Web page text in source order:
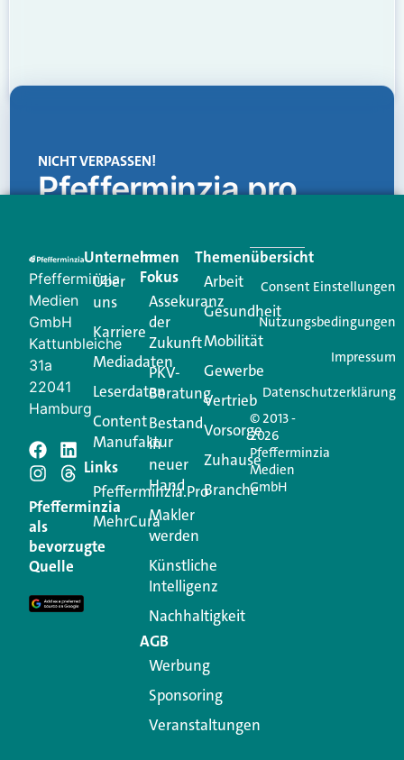
NICHT VERPASSEN!
Pfefferminzia.pro
Creator für Ihre Kundenkommunikation. Alles, was
Ihren Vertriebsalltag leichter macht. Mit nur einem
Login.
Jetzt anmelden
Schreiben Sie einen
Kommentar
Ihre E-Mail-Adresse wird nicht veröffentlicht.
Erforderliche Felder sind mit
Kommentar
Pfefferminzia
Medien
GmbH
Kattunbleiche
31a
22041
Hamburg
Pfefferminzia
als
bevorzugte
Quelle
Unternehmen
Über
uns
Karriere
Mediadaten
Leserdaten
Content
Manufaktur
Links
Pfefferminzia.Pro
MehrCura
Im
Fokus
Assekuranz
der
Zukunft
PKV-
Beratung
Bestand
in
neuer
Hand
Makler
werden
Künstliche
Intelligenz
Nachhaltigkeit
AGB
Werbung
Sponsoring
Veranstaltungen
Themenübersicht
Arbeit
Gesundheit
Mobilität
Gewerbe
Vertrieb
Vorsorge
Zuhause
Branche
© 2013 -
2026
Pfefferminzia
Medien
GmbH
Consent Einstellungen
Nutzungsbedingungen
Impressum
Datenschutzerklärung